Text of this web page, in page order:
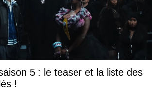
5 : le teaser et la liste des
!